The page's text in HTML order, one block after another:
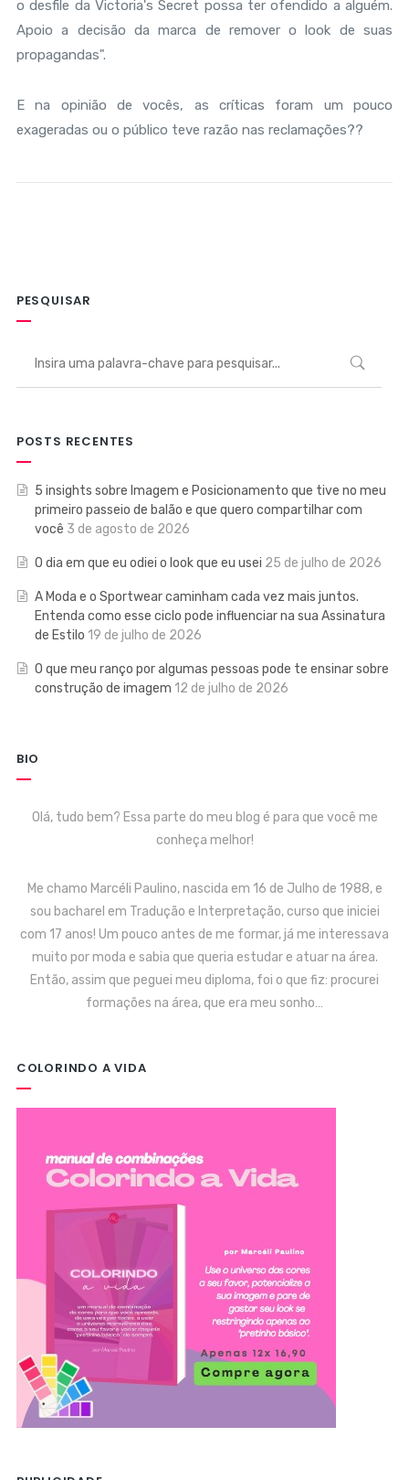
o desfile da Victoria's Secret possa ter ofendido a alguém.
Apoio a decisão da marca de remover o look de suas
propagandas".
E na opinião de vocês, as críticas foram um pouco
exageradas ou o público teve razão nas reclamações??
PESQUISAR
POSTS RECENTES
5 insights sobre Imagem e Posicionamento que tive no meu
primeiro passeio de balão e que quero compartilhar com
você 3 de agosto de 2026
O dia em que eu odiei o look que eu usei 25 de julho de 2026
A Moda e o Sportwear caminham cada vez mais juntos.
Entenda como esse ciclo pode influenciar na sua Assinatura
de Estilo 19 de julho de 2026
O que meu ranço por algumas pessoas pode te ensinar sobre
construção de imagem 12 de julho de 2026
BIO
Olá, tudo bem? Essa parte do meu blog é para que você me
conheça melhor!
Me chamo Marcéli Paulino, nascida em 16 de Julho de 1988, e
sou bacharel em Tradução e Interpretação, curso que iniciei
com 17 anos! Um pouco antes de me formar, já me interessava
muito por moda e sabia que queria estudar e atuar na área.
Então, assim que peguei meu diploma, foi o que fiz: procurei
formações na área, que era meu sonho…
COLORINDO A VIDA